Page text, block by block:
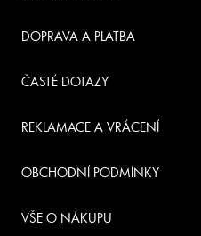
DOPRAVA A PLATBA
ČASTÉ DOTAZY
REKLAMACE A VRÁCENÍ
OBCHODNÍ PODMÍNKY
VŠE O NÁKUPU